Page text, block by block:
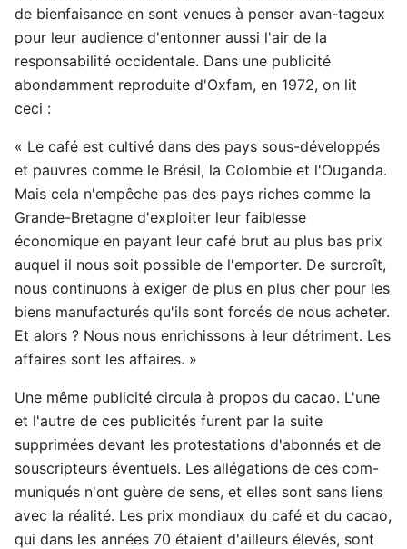
de bienfaisance en sont venues à penser avan-tageux
pour leur audience d'entonner aussi l'air de la
responsabilité occidentale. Dans une publicité
abondamment reproduite d'Oxfam, en 1972, on lit
ceci :
« Le café est cultivé dans des pays sous-développés
et pauvres comme le Brésil, la Colombie et l'Ouganda.
Mais cela n'empêche pas des pays riches comme la
Grande-Bretagne d'exploiter leur faiblesse
économique en payant leur café brut au plus bas prix
auquel il nous soit possible de l'emporter. De surcroît,
nous continuons à exiger de plus en plus cher pour les
biens manufacturés qu'ils sont forcés de nous acheter.
Et alors ? Nous nous enrichissons à leur détriment. Les
affaires sont les affaires. »
Une même publicité circula à propos du cacao. L'une
et l'autre de ces publicités furent par la suite
supprimées devant les protestations d'abonnés et de
souscripteurs éventuels. Les allégations de ces com-
muniqués n'ont guère de sens, et elles sont sans liens
avec la réalité. Les prix mondiaux du café et du cacao,
qui dans les années 70 étaient d'ailleurs élevés, sont